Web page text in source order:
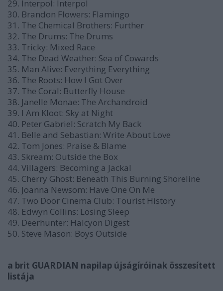
29. Interpol: Interpol
30. Brandon Flowers: Flamingo
31. The Chemical Brothers: Further
32. The Drums: The Drums
33. Tricky: Mixed Race
34. The Dead Weather: Sea of Cowards
35. Man Alive: Everything Everything
36. The Roots: How I Got Over
37. The Coral: Butterfly House
38. Janelle Monae: The Archandroid
39. I Am Kloot: Sky at Night
40. Peter Gabriel: Scratch My Back
41. Belle and Sebastian: Write About Love
42. Tom Jones: Praise & Blame
43. Skream: Outside the Box
44. Villagers: Becoming a Jackal
45. Cherry Ghost: Beneath This Burning Shoreline
46. Joanna Newsom: Have One On Me
47. Two Door Cinema Club: Tourist History
48. Edwyn Collins: Losing Sleep
49. Deerhunter: Halcyon Digest
50. Steve Mason: Boys Outside
a brit GUARDIAN napilap újságíróinak összesített
listája